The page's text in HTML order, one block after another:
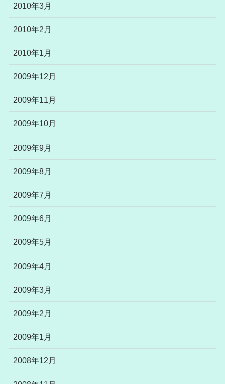
2010年3月
2010年2月
2010年1月
2009年12月
2009年11月
2009年10月
2009年9月
2009年8月
2009年7月
2009年6月
2009年5月
2009年4月
2009年3月
2009年2月
2009年1月
2008年12月